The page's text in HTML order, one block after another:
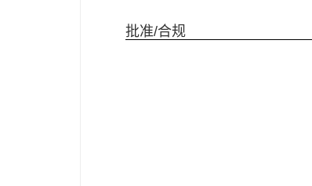
批准/合规